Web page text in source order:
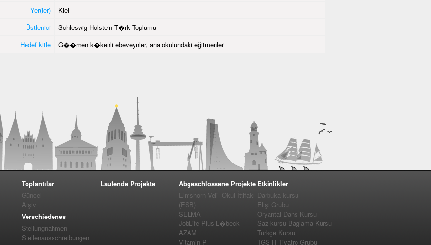
Yer(ler)
Kiel
Üstlenici
Schleswig-Holstein T�rk Toplumu
Hedef kitle
G��men k�kenli ebeveynler, ana okulundaki eğitmenler
Toplantılar
Güncel
Arşiv
Verschiedenes
Stellungnahmen
Stellenausschreibungen
Laufende Projekte
Abgeschlossene Projekte
Elmshorn Veli- Okul İttifakı
(ESB)
SELMA
JobLife Plus L�beck
AZAM
Vitamin P
Etkinlikler
Darbuka kursu
Elişi Grubu
Oryantal Dans Kursu
Saz-kursu Baglama Kursu
Türkçe Kursu
TGS-H Tiyatro Grubu